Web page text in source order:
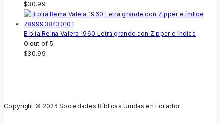
$30.99
Biblia Reina Valera 1960 Letra grande con Zipper e índice
0 out of 5
$30.99
Copyright © 2026 Sociedades Bíblicas Unidas en Ecuador